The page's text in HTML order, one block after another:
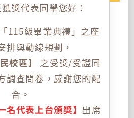
獎代表同學您好：
115級畢業典禮」之座
排與動線規劃，
校區】
之受獎/受證同
調查問卷，感謝您的配
合。
名代表上台頒獎】 出席